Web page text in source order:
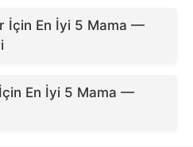
İçin En İyi 5 Mama —
En İyi 5 Mama —